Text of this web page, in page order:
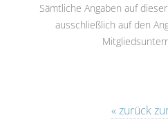
Sämtliche Angaben auf
ausschließlich auf den
« zurück